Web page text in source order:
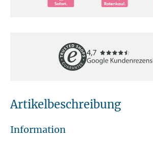
Artikelbeschreibung
Information